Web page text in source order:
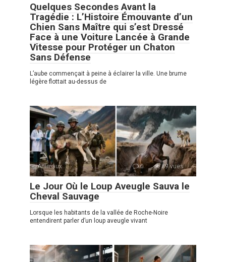
Quelques Secondes Avant la
Tragédie : L’Histoire Émouvante d’un
Chien Sans Maître qui s’est Dressé
Face à une Voiture Lancée à Grande
Vitesse pour Protéger un Chaton
Sans Défense
L’aube commençait à peine à éclairer la ville. Une brume
légère flottait au-dessus de
Animaux 0 89 vues
Le Jour Où le Loup Aveugle Sauva le
Cheval Sauvage
Lorsque les habitants de la vallée de Roche-Noire
entendirent parler d’un loup aveugle vivant